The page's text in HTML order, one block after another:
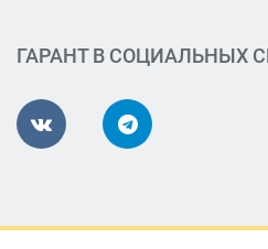
ГАРАНТ В СОЦИАЛЬНЫХ